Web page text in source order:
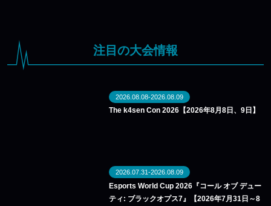
注目の大会情報
2026.08.08-2026.08.09
The k4sen Con 2026【2026年8月8日、9日】
2026.07.31-2026.08.09
Esports World Cup 2026『コール オブ デュー
ティ: ブラックオプス7』【2026年7月31日～8